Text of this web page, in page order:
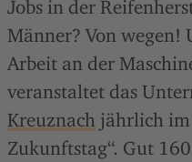
Jobs in der
Männer? Von
Arbeit an der
veranstaltet das
Kreuznach jährlich im
Zukunftstag“. Gut